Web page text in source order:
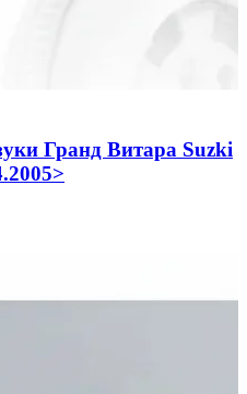
Гранд Витара Suzki